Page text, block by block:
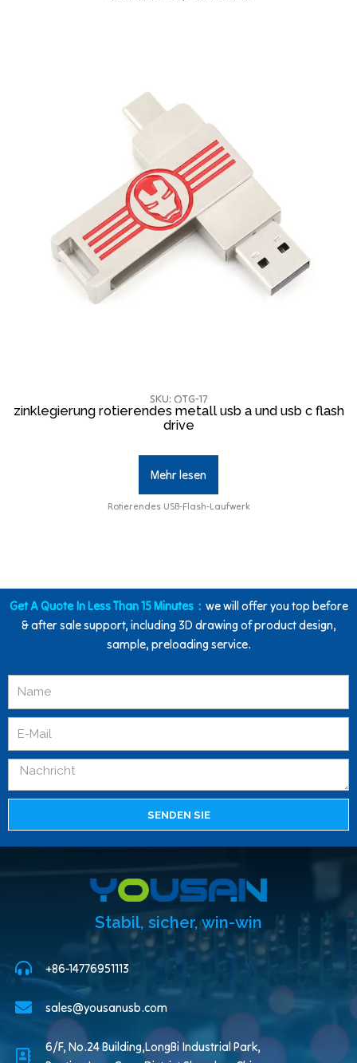
SKU: OTG-17
zinklegierung rotierendes metall usb a und usb c flash
drive
Mehr lesen
Rotierendes USB-Flash-Laufwerk
Get A Quote In Less Than 15 Minutes： we will offer you top before
& after sale support, including 3D drawing of product design,
sample, preloading service.
SENDEN SIE
Stabil, sicher, win-win
+86-14776951113
sales@yousanusb.com
6/F, No.24 Building,LongBi Industrial Park,